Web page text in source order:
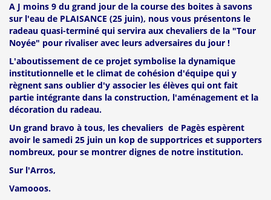
A J moins 9 du grand jour de la course des boites à savons
sur l'eau de PLAISANCE (25 juin), nous vous présentons le
radeau quasi-terminé qui servira aux chevaliers de la "Tour
Noyée" pour rivaliser avec leurs adversaires du jour !
L'aboutissement de ce projet symbolise la dynamique
institutionnelle et le climat de cohésion d'équipe qui y
règnent sans oublier d'y associer les élèves qui ont fait
partie intégrante dans la construction, l'aménagement et la
décoration du radeau.
Un grand bravo à tous, les chevaliers de Pagès espèrent
avoir le samedi 25 juin un kop de supportrices et supporters
nombreux, pour se montrer dignes de notre institution.
Sur l'Arros,
Vamooos.